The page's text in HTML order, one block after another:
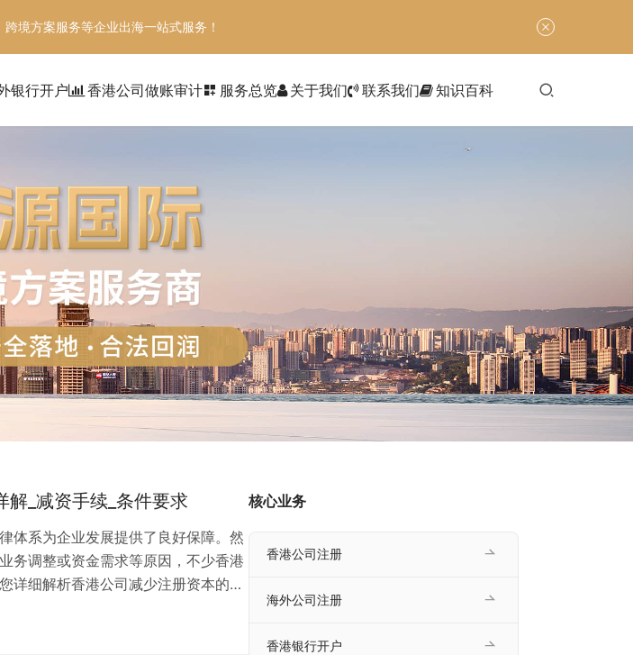
境方案服务等企业出海一站式服务！
银行开户 香港公司做账审计dashboard_customize 服务总览 关于我们 联系我们 知识百科
_减资手续_条件要求
体系为企业发展提供了良好保障。然
务调整或资金需求等原因，不少香港
详细解析香港公司减少注册资本的办
资的法律背景 🤔 香港公司成立后，
核心业务
香港公司注册
海外公司注册
香港银行开户